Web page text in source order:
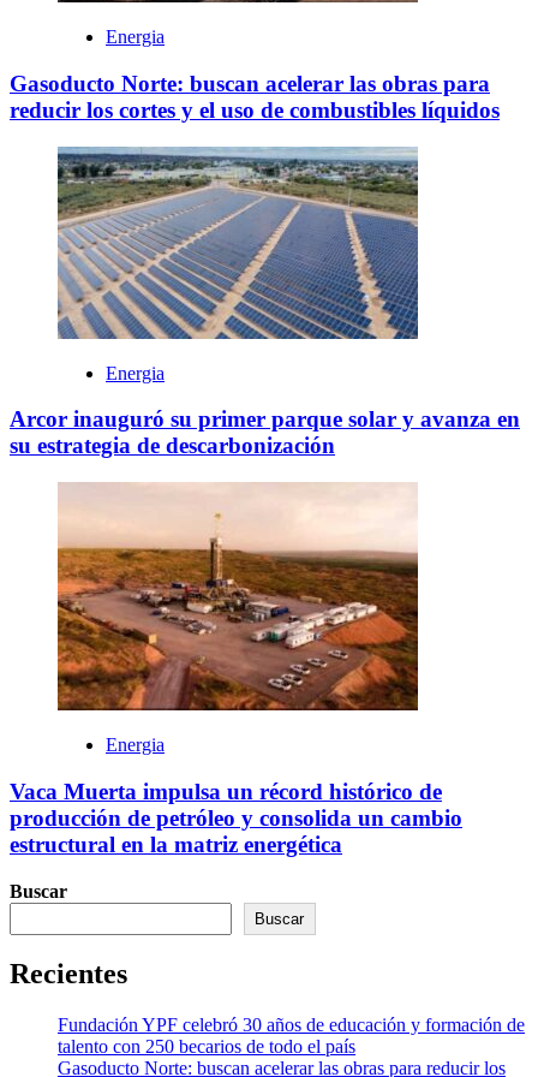
Energia
Gasoducto Norte: buscan acelerar las obras para
reducir los cortes y el uso de combustibles líquidos
Energia
Arcor inauguró su primer parque solar y avanza en
su estrategia de descarbonización
Energia
Vaca Muerta impulsa un récord histórico de
producción de petróleo y consolida un cambio
estructural en la matriz energética
Buscar
Buscar
Recientes
Fundación YPF celebró 30 años de educación y formación de
talento con 250 becarios de todo el país
Gasoducto Norte: buscan acelerar las obras para reducir los